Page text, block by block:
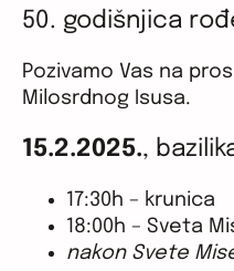
50. godišnjica
Pozivamo Vas na
Milosrdnog Isusa.
15.2.2025.,
17:30h – krunica
18:00h – Sveta
nakon Svete